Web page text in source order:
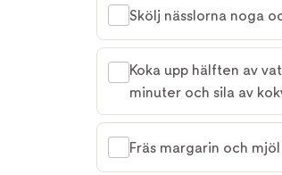
Skölj nässlorna noga
Koka upp hälften av
minuter och sila av
Fräs margarin och